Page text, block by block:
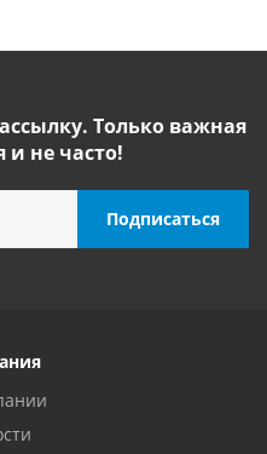
Только важная
не часто!